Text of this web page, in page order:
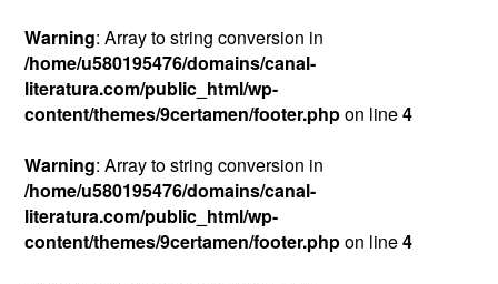
Warning: Array to string conversion in
/home/u580195476/domains/canal-
literatura.com/public_html/wp-
content/themes/9certamen/footer.phpon line4
Warning: Array to string conversion in
/home/u580195476/domains/canal-
literatura.com/public_html/wp-
content/themes/9certamen/footer.phpon line4